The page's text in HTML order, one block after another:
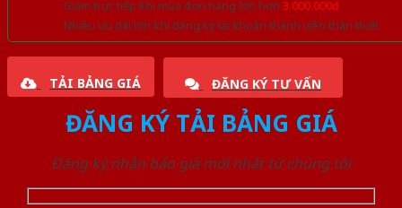
Giảm trực tiếp khi mua đơn hàng lớn hơn 3.000.000đ
Nhiều ưu đãi lớn khi đăng ký tài khoản thành viên thân thiết
TẢI BẢNG GIÁ ĐĂNG KÝ TƯ VẤN
ĐĂNG KÝ TẢI BẢNG GIÁ
Đăng ký nhận báo giá mới nhất từ chúng tôi